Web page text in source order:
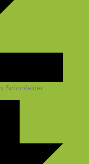
Schönfelder